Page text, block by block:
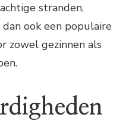
stranden,
ook een populaire
zowel gezinnen als